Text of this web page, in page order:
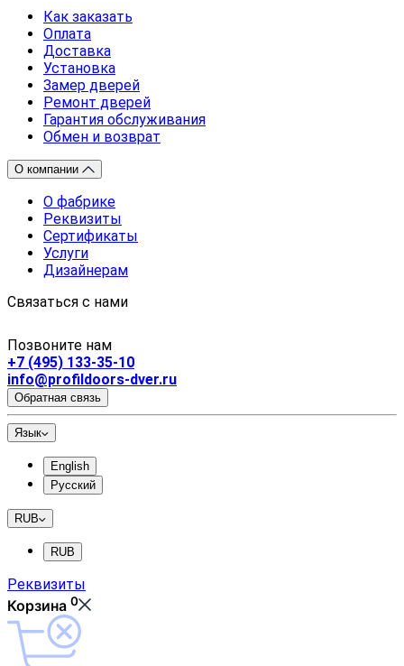
Как заказать
Оплата
Доставка
Установка
Замер дверей
Ремонт дверей
Гарантия обслуживания
Обмен и возврат
О компании
О фабрике
Реквизиты
Сертификаты
Услуги
Дизайнерам
Связаться с нами
Позвоните нам
+7 (495) 133-35-10
info@profildoors-dver.ru
Обратная связь
Язык
English
Русский
RUB
RUB
Реквизиты
Корзина 0